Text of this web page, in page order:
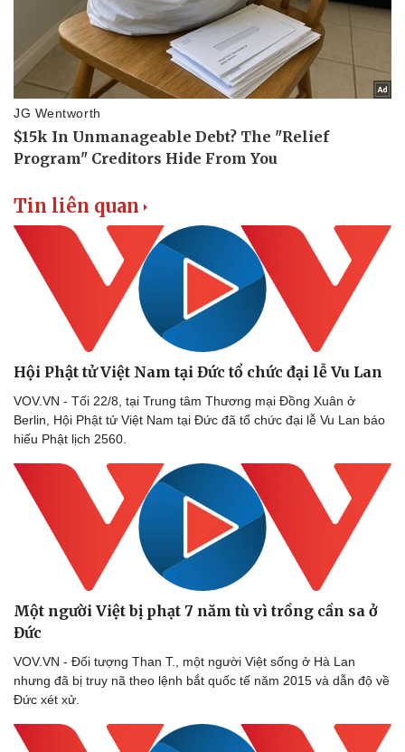
Sức khỏe
Dinh dưỡng - món ngon
Sản phụ khoa
Nhi khoa
Nam khoa
Làm đẹp - giảm cân
Phòng mạch online
Đời sống
Tình yêu - Gia đình
Tin liên quan
Hội Phật tử Việt Nam tại Đức tổ chức đại lễ Vu Lan
VOV.VN - Tối 22/8, tại Trung tâm Thương mại Đồng Xuân ở
Berlin, Hội Phật tử Việt Nam tại Đức đã tổ chức đại lễ Vu Lan báo
hiếu Phật lịch 2560.
Một người Việt bị phạt 7 năm tù vì trồng cần sa ở
Đức
VOV.VN - Đối tượng Than T., một người Việt sống ở Hà Lan
nhưng đã bị truy nã theo lệnh bắt quốc tế năm 2015 và dẫn độ về
Đức xét xử.